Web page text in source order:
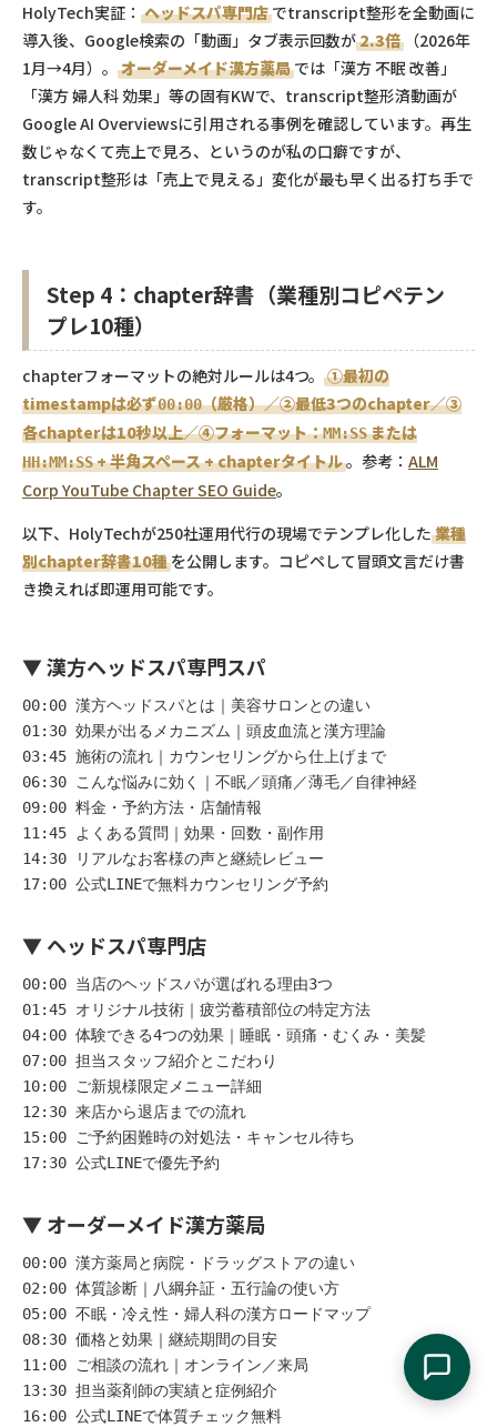
HolyTech実証： ヘッドスパ専門店 でtranscript整形を全動画に
導入後、Google検索の「動画」タブ表示回数が2.3倍 （2026年
1月→4月）。 オーダーメイド漢方薬局 では「漢方 不眠 改善」
「漢方 婦人科 効果」等の固有KWで、transcript整形済動画が
Google AI Overviewsに引用される事例を確認しています。再生
数じゃなくて売上で見ろ、というのが私の口癖ですが、
transcript整形は「売上で見える」変化が最も早く出る打ち手で
す。
Step 4：chapter辞書（業種別コピペテン
プレ10種）
chapterフォーマットの絶対ルールは4つ。 ①最初の
timestampは必ず00:00（厳格）／②最低3つのchapter／③
各chapterは10秒以上／④フォーマット：MM:SSまたは
HH:MM:SS+ 半角スペース + chapterタイトル。参考： ALM
Corp YouTube Chapter SEO Guide。
以下、HolyTechが250社運用代行の現場でテンプレ化した 業種
別chapter辞書10種 を公開します。コピペして冒頭文言だけ書
き換えれば即運用可能です。
▼ 漢方ヘッドスパ専門スパ
00:00 漢方ヘッドスパとは｜美容サロンとの違い
01:30 効果が出るメカニズム｜頭皮血流と漢方理論
03:45 施術の流れ｜カウンセリングから仕上げまで
06:30 こんな悩みに効く｜不眠／頭痛／薄毛／自律神経
09:00 料金・予約方法・店舗情報
11:45 よくある質問｜効果・回数・副作用
14:30 リアルなお客様の声と継続レビュー
17:00 公式LINEで無料カウンセリング予約
▼ ヘッドスパ専門店
00:00 当店のヘッドスパが選ばれる理由3つ
01:45 オリジナル技術｜疲労蓄積部位の特定方法
04:00 体験できる4つの効果｜睡眠・頭痛・むくみ・美髪
07:00 担当スタッフ紹介とこだわり
10:00 ご新規様限定メニュー詳細
12:30 来店から退店までの流れ
15:00 ご予約困難時の対処法・キャンセル待ち
17:30 公式LINEで優先予約
▼ オーダーメイド漢方薬局
00:00 漢方薬局と病院・ドラッグストアの違い
02:00 体質診断｜八綱弁証・五行論の使い方
05:00 不眠・冷え性・婦人科の漢方ロードマップ
08:30 価格と効果｜継続期間の目安
11:00 ご相談の流れ｜オンライン／来局
13:30 担当薬剤師の実績と症例紹介
16:00 公式LINEで体質チェック無料